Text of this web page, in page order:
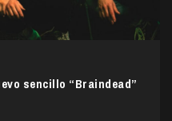
sencillo “Braindead”